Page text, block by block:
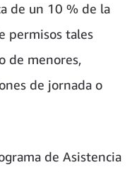
de un 10 % de la
permisos tales
de menores,
de jornada o
de Asistencia